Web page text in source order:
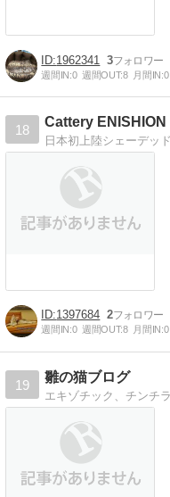
1962341 3
週間IN:0 週間OUT:8 月間IN:0
18
Cattery ENISHION
1397684 2
週間IN:0 週間OUT:8 月間IN:0
19
雛の猫ブログ